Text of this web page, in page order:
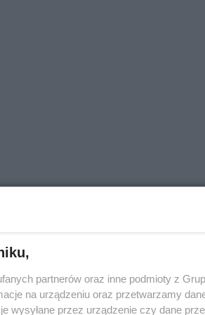
ponad 50,7 tys. testów na
.
7Fws2bYbTX
partnerów oraz inne podmioty z
na urządzeniu oraz przetwarzamy
wysyłane przez urządzenie czy dane